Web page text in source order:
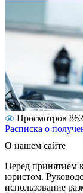
Просмотров
Расписка о
О нашем сайте
Перед принятием
юристом.
использование